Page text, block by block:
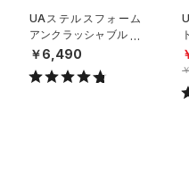
UAステルスフォーム
アンクラッシャブル キ
ャップ（ライフスタイ
￥6,490